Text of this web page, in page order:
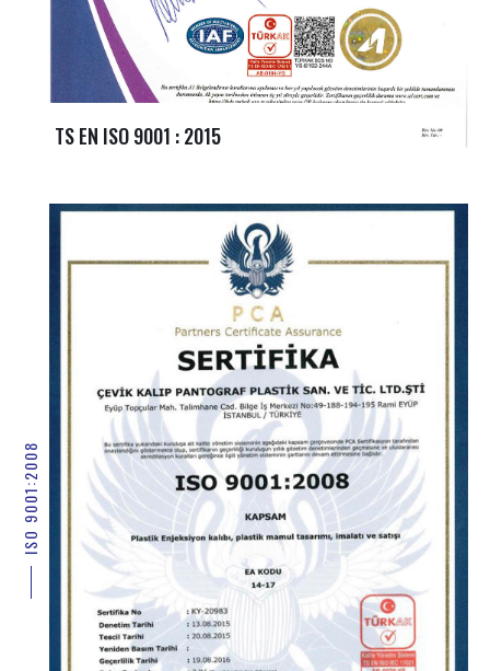
TS EN ISO 9001 : 2015
ISO 9001:2008